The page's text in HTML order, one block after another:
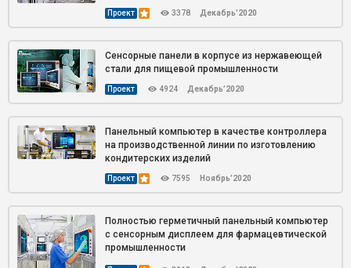
Проект 3378 Декабрь’2020
Сенсорные панели в корпусе из нержавеющей
стали для пищевой промышленности
Проект 4924 Декабрь’2020
Панельный компьютер в качестве контроллера
на производственной линии по изготовлению
кондитерских изделий
Проект 7595 Ноябрь’2020
Полностью герметичный панельный компьютер
с сенсорным дисплеем для фармацевтической
промышленности